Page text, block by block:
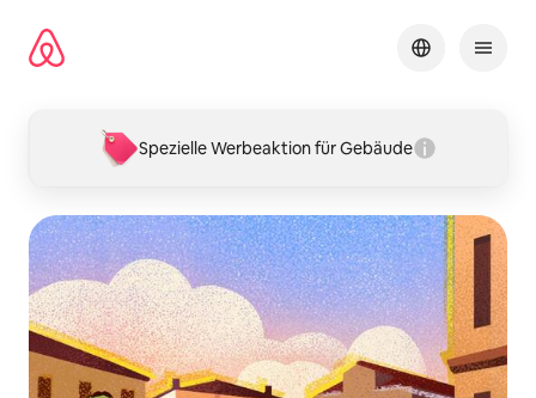
Inhalten
springen
Spezielle Werbeaktion für Gebäude